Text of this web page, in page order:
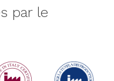
par le